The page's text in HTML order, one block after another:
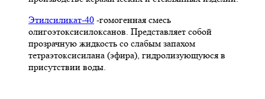
Этилсиликат-40 -гомогенная смесь
олигоэтоксисилоксанов. Представляет собой
прозрачную жидкость со слабым запахом
тетраэтоксисилана (эфира), гидролизующуюся в
присутствии воды.